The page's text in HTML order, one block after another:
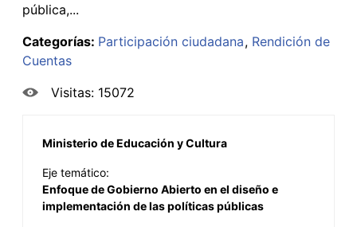
pública,...
Categorías: Participación ciudadana Rendición de
Cuentas
Visitas: 15072
Ministerio de Educación y Cultura
Eje temático:
Enfoque de Gobierno Abierto en el diseño e
implementación de las políticas públicas